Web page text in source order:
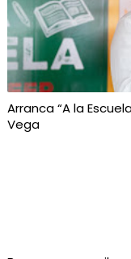
Arranca “A la
Vega